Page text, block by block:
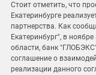
Стоит отметить, что
Екатеринбурге
партнерства. Как
Екатеринбург", в
области, банк
соглашение о
реализации данного